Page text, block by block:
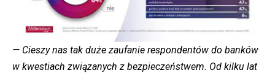
— Cieszy nas tak duże zaufanie respondentów do banków
w kwestiach związanych z bezpieczeństwem. Od kilku lat